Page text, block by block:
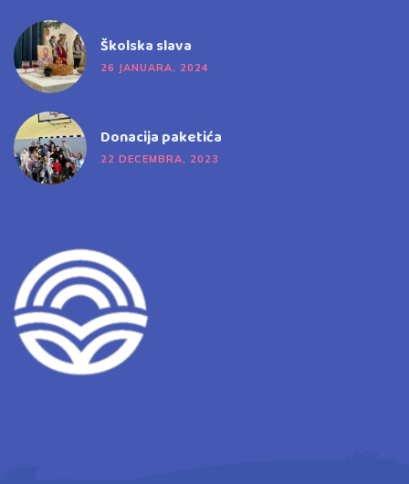
Školska slava
26 JANUARA, 2024
Donacija paketića
22 DECEMBRA, 2023